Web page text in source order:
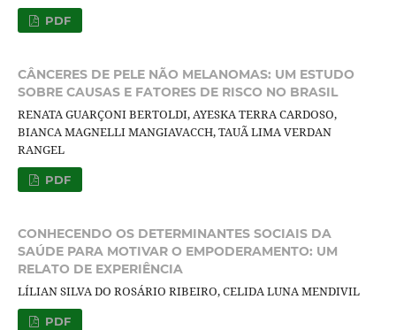
PDF
CÂNCERES DE PELE NÃO MELANOMAS: UM ESTUDO
SOBRE CAUSAS E FATORES DE RISCO NO BRASIL
RENATA GUARÇONI BERTOLDI, AYESKA TERRA CARDOSO,
BIANCA MAGNELLI MANGIAVACCH, TAUÃ LIMA VERDAN
RANGEL
PDF
CONHECENDO OS DETERMINANTES SOCIAIS DA
SAÚDE PARA MOTIVAR O EMPODERAMENTO: UM
RELATO DE EXPERIÊNCIA
LÍLIAN SILVA DO ROSÁRIO RIBEIRO, CELIDA LUNA MENDIVIL
PDF